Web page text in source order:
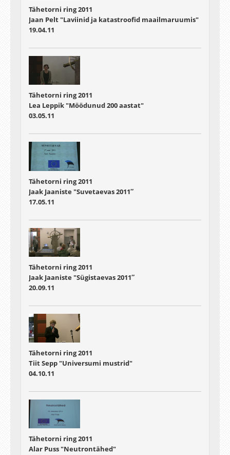
Tähetorni ring 2011
Jaan Pelt "Laviinid ja katastroofid maailmaruumis"
19.04.11
Tähetorni ring 2011
Lea Leppik "Möödunud 200 aastat"
03.05.11
Tähetorni ring 2011
Jaak Jaaniste "Suvetaevas 2011″
17.05.11
Tähetorni ring 2011
Jaak Jaaniste "Sügistaevas 2011″
20.09.11
Tähetorni ring 2011
Tiit Sepp "Universumi mustrid"
04.10.11
Tähetorni ring 2011
Alar Puss "Neutrontähed"